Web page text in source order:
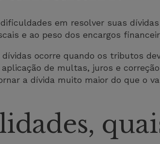
em resolver suas
e ao peso dos encargos
ocorre quando os tributos
de multas, juros e
a dívida muito maior do que o